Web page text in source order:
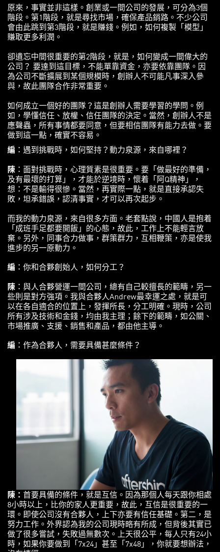
原來，事實並非這樣。創業或一間公司的發展，可分為3個
階段。第1階段，就是尋找市場，確保產品銷路。不少公司
會由此跳到第3階段，就是賺錢。例如，如何複製「模型」
賺取更多利潤。
卻遺忘中間很重要的第2階段，就是，如何變成一間偉大的
公司？ 要達到這目標，不能單靠資金，亦要依靠團隊。因
為公司不斷擴展到某個規模時，創辦人不可能凡事深入參
與，故此團隊合作非常重要。
如何成立一個好的團隊？這是創辦人需要學習的學問。例
如，學懂信任、放權、信任團隊的決定。當然，創辦人不是
應聲蟲，所有事情都要同意，但要相信團隊有能力去做。要
做到這一點，確實不容易。
編 ：遇到挑戰時，如何堅持？動力泉源，來自哪裡？​
陳 ：面對挑戰時，心理質素是很重要。要「做最好的準備，
及有最壞的打算」，才能於逆境時，懷着「阿Q精神」，
想：不是輸得很慘。當然，再實際一點，就是直接承認失
敗，坦承錯誤，認清事實，才可以再次起步。
而我的動力泉源，來自很多方面。老套點說，中國人是抱着
「成班手足都要開飯」的心態，故此，工作上不能輕言放
棄。另外，同事合力做事，群策群力，互相鞭策，亦是使我
進步的另一原動力。
編 ：你和合夥創始人，如何分工？​
陳 ：與人合夥營運一間公司，總有自己較擅長的範疇，另一
些則是對方強項。我與合夥人Andrew最幸運之處，就是可
以在各自適合的位置上，發揮所長，分工明確。現時，公司
所有涉及技術和金錢，均由我主理；餘下的範疇，如公關、
市場推廣、支援、銷售和產品，都由他主導。​
編 ：作為合夥人，需要具備甚麼條件？
陳 ： 首要具備的條件，就是互信。因為那個人每天跟你相處
8小時以上，比你的家人更重要，故此，互信是很重要的一
環。即使公司沒有合夥人，上下亦要有信任基礎。第二，是
努力工作。外界認為我的公司現時略有所成，但背後其實已
做了很多嘗試，失敗過無數次。上天很公平，每人只有24小
時，如果你要做到「7x24」甚至「7x48」，你就要想辦法，